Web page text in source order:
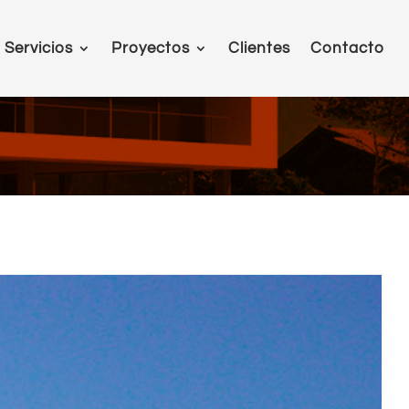
Servicios Proyectos Clientes Contacto